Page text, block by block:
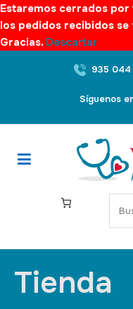
Estaremos cerrados por
los pedidos recibidos
Gracias. Descartar
935 044
Síguenos
Tienda